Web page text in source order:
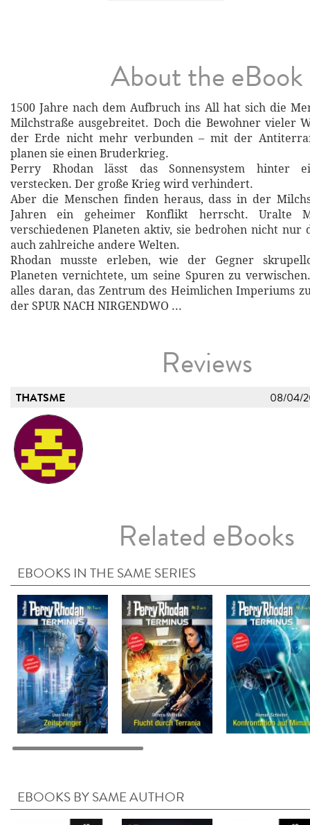
About the eBook
1500 Jahre nach dem Aufbruch ins All hat sich die
Milchstraße ausgebreitet. Doch die Bewohner vieler
der Erde nicht mehr verbunden – mit der
planen sie einen Bruderkrieg.
Perry Rhodan lässt das Sonnensystem hinter
verstecken. Der große Krieg wird verhindert.
Aber die Menschen finden heraus, dass in der
Jahren ein geheimer Konflikt herrscht. Uralte
verschiedenen Planeten aktiv, sie bedrohen nicht nur
auch zahlreiche andere Welten.
Rhodan musste erleben, wie der Gegner
Planeten vernichtete, um seine Spuren zu
alles daran, das Zentrum des Heimlichen Imperiums
der SPUR NACH NIRGENDWO ...
Reviews
THATSME 08/04/
Related eBooks
EBOOKS IN THE SAME SERIES
EBOOKS BY SAME AUTHOR